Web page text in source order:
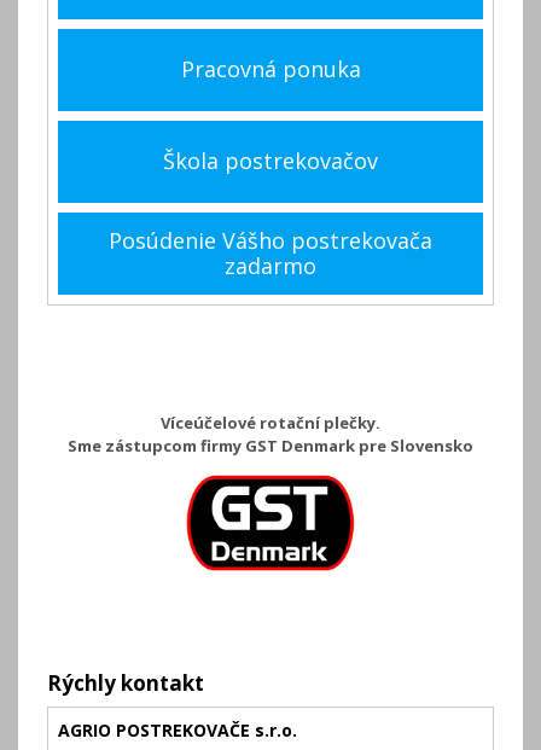
Pracovná ponuka
Škola postrekovačov
Posúdenie Vášho postrekovača
zadarmo
Víceúčelové rotační plečky.
Sme zástupcom firmy GST Denmark pre Slovensko
Rýchly kontakt
AGRIO POSTREKOVAČE s.r.o.